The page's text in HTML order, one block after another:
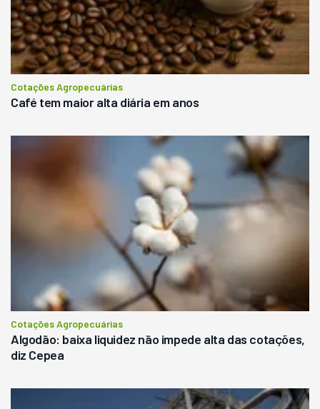
Cotações Agropecuárias
Café tem maior alta diária em anos
Cotações Agropecuárias
Algodão: baixa liquidez não impede alta das cotações,
diz Cepea